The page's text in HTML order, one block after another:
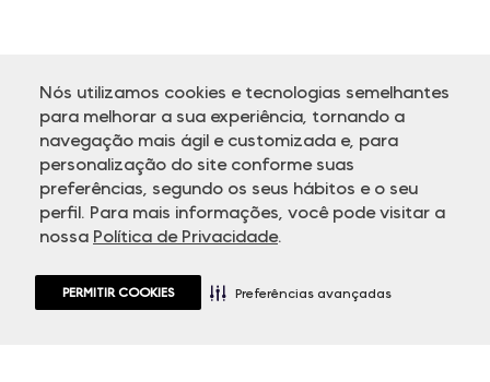
Nós utilizamos cookies e tecnologias semelhantes
para melhorar a sua experiência, tornando a
navegação mais ágil e customizada e, para
personalização do site conforme suas
preferências, segundo os seus hábitos e o seu
perfil. Para mais informações, você pode visitar a
nossa Política de Privacidade.
PERMITIR COOKIES Preferências avançadas